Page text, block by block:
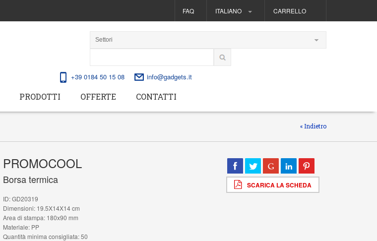
FAQ ITALIANO CARRELLO
+39 0184 50 15 08 info@gadgets.it
PRODOTTI OFFERTE CONTATTI
« Indietro
PROMOCOOL
Borsa termica
ID: GD20319
Dimensioni: 19.5X14X14 cm
Area di stampa: 180x90 mm
Materiale: PP
Quantità minima consigliata: 50
SCARICA LA SCHEDA